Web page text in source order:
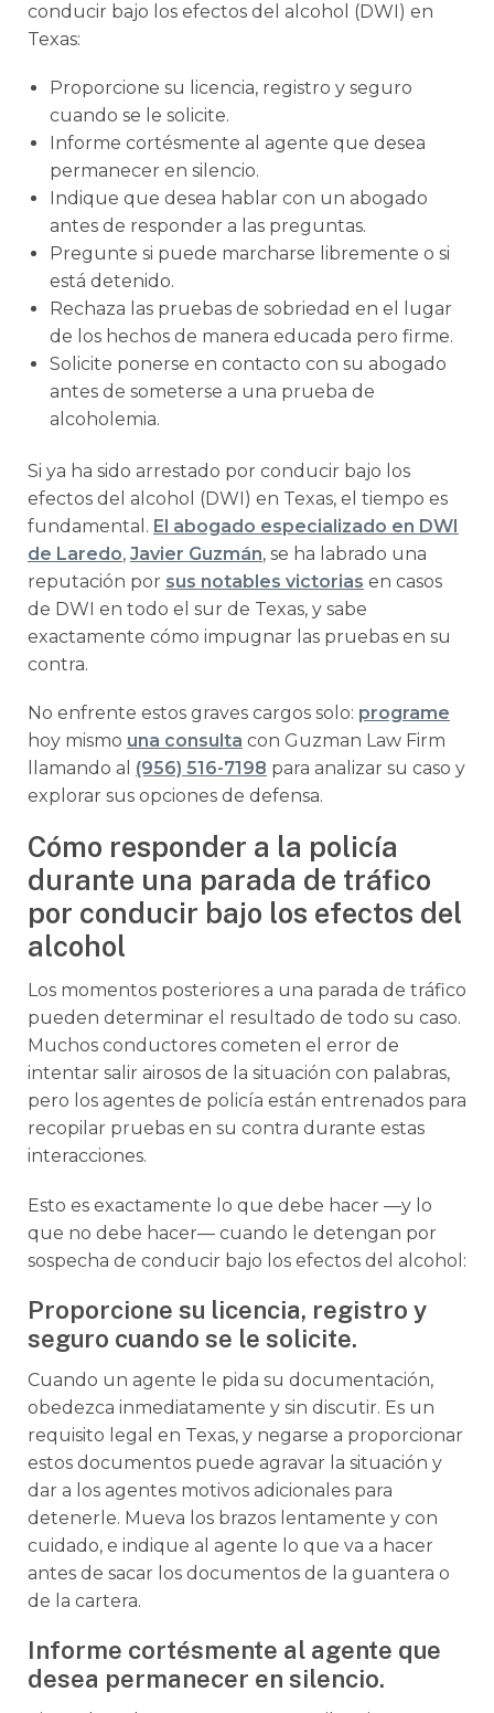
conducir bajo los efectos del alcohol (DWI) en
Texas:
Proporcione su licencia, registro y seguro
cuando se le solicite.
Informe cortésmente al agente que desea
permanecer en silencio.
Indique que desea hablar con un abogado
antes de responder a las preguntas.
Pregunte si puede marcharse libremente o si
está detenido.
Rechaza las pruebas de sobriedad en el lugar
de los hechos de manera educada pero firme.
Solicite ponerse en contacto con su abogado
antes de someterse a una prueba de
alcoholemia.
Si ya ha sido arrestado por conducir bajo los
efectos del alcohol (DWI) en Texas, el tiempo es
fundamental. El abogado especializado en DWI
de Laredo, Javier Guzmán, se ha labrado una
reputación por sus notables victorias en casos
de DWI en todo el sur de Texas, y sabe
exactamente cómo impugnar las pruebas en su
contra.
No enfrente estos graves cargos solo: programe
hoy mismo una consulta con Guzman Law Firm
llamando al (956) 516-7198 para analizar su caso y
explorar sus opciones de defensa.
Cómo responder a la policía
durante una parada de tráfico
por conducir bajo los efectos del
alcohol
Los momentos posteriores a una parada de tráfico
pueden determinar el resultado de todo su caso.
Muchos conductores cometen el error de
intentar salir airosos de la situación con palabras,
pero los agentes de policía están entrenados para
recopilar pruebas en su contra durante estas
interacciones.
Esto es exactamente lo que debe hacer —y lo
que no debe hacer— cuando le detengan por
sospecha de conducir bajo los efectos del alcohol:
Proporcione su licencia, registro y
seguro cuando se le solicite.
Cuando un agente le pida su documentación,
obedezca inmediatamente y sin discutir. Es un
requisito legal en Texas, y negarse a proporcionar
estos documentos puede agravar la situación y
dar a los agentes motivos adicionales para
detenerle. Mueva los brazos lentamente y con
cuidado, e indique al agente lo que va a hacer
antes de sacar los documentos de la guantera o
de la cartera.
Informe cortésmente al agente que
desea permanecer en silencio.